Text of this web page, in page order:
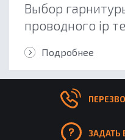
ОБ
Выбор
проводного ip
Подробнее
ЗАДАТЬ